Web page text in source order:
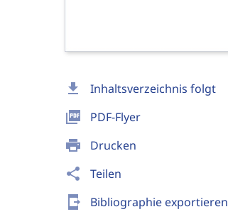
download Inhaltsverzeichnis folgt
picture_as_pdf PDF-Flyer
print Drucken
share Teilen
send_to_mobile Bibliographie exportieren